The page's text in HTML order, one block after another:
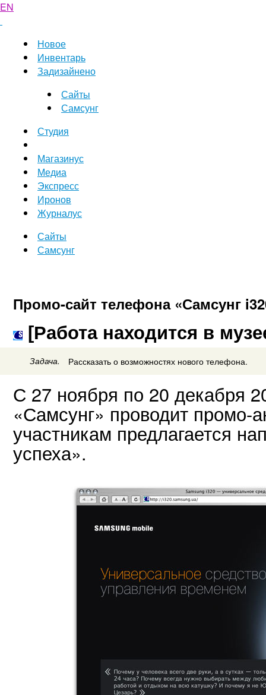
EN
Новое
Инвентарь
Задизайнено
Сайты
Самсунг
Студия
Магазинус
Медиа
Экспресс
Иронов
Журналус
Сайты
Самсунг
Промо-сайт телефона «Самсунг
[Работа находится в
Задача. Рассказать о возможностях нового телефона.
С 27 ноября по 20 декабря
«Самсунг» проводит промо-
участникам предлагается
успеха».